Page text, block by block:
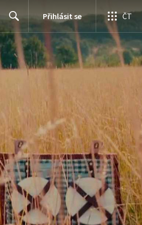
Search
Přihlásit se ČT